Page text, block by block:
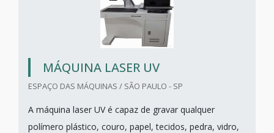
MÁQUINA LASER UV
ESPAÇO DAS MÁQUINAS / SÃO PAULO - SP
A máquina laser UV é capaz de gravar qualquer
polímero plástico, couro, papel, tecidos, pedra, vidro,